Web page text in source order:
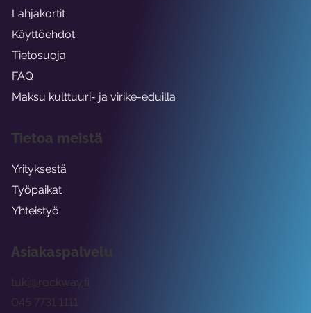
Asiakaspalvelu
tuki@rockway.fi
045 7731 1111
Lahjakortit
Käyttöehdot
Tietosuoja
FAQ
Maksu kulttuuri- ja virike-eduilla
Tietoa meistä
Yrityksestä
Työpaikat
Yhteistyö